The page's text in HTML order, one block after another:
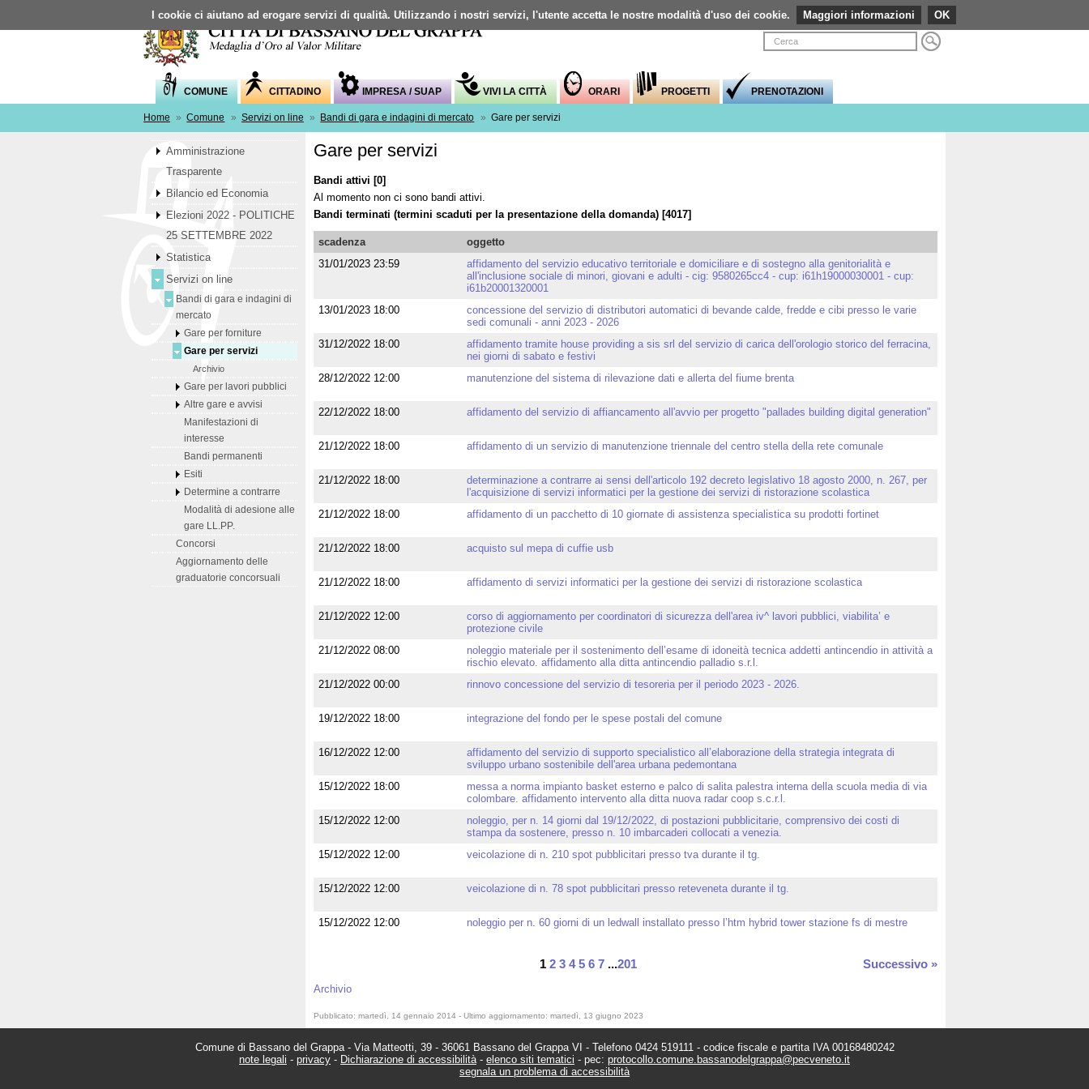
Mappa del sito Login Stampa Visualizza caratteri normali
Visualizza caratteri grandi
Visualizzazione ad alto contrasto
Comprimi pagina a dimensione fissa
Espandi pagina alla dimensione della
COMUNE CITTADINO IMPRESA / SUAP VIVI LA CITTÀ ORARI PROGETTI PRENOTAZIONI
Home » Comune » Servizi on line » Bandi di gara e indagini di mercato » Gare per servizi
Amministrazione
Trasparente
Bilancio ed Economia
Elezioni 2022 - POLITICHE
25 SETTEMBRE 2022
Statistica
Servizi on line
Bandi di gara e indagini di
mercato
Gare per forniture
Gare per servizi
Archivio
Gare per lavori pubblici
Altre gare e avvisi
Manifestazioni di
interesse
Bandi permanenti
Esiti
Determine a contrarre
Modalità di adesione alle
gare LL.PP.
Concorsi
Aggiornamento delle
graduatorie concorsuali
Gare per servizi
Bandi attivi [0]
Al momento non ci sono bandi attivi.
Bandi terminati (termini scaduti per la presentazione della domanda) [4017]
scadenza
oggetto
31/01/2023 23:59
affidamento del servizio educativo territoriale e domiciliare e di sostegno alla genitorialità e
all'inclusione sociale di minori, giovani e adulti - cig: 9580265cc4 - cup: i61h19000030001 - cup:
i61b20001320001
13/01/2023 18:00
concessione del servizio di distributori automatici di bevande calde, fredde e cibi presso le varie
sedi comunali - anni 2023 - 2026
31/12/2022 18:00
affidamento tramite house providing a sis srl del servizio di carica dell'orologio storico del ferracina,
nei giorni di sabato e festivi
28/12/2022 12:00
manutenzione del sistema di rilevazione dati e allerta del fiume brenta
22/12/2022 18:00 affidamento del servizio di affiancamento all'avvio per progetto "pallades building digital generation"
21/12/2022 18:00 affidamento di un servizio di manutenzione triennale del centro stella della rete comunale
21/12/2022 18:00
determinazione a contrarre ai sensi dell'articolo 192 decreto legislativo 18 agosto 2000, n. 267, per
l'acquisizione di servizi informatici per la gestione dei servizi di ristorazione scolastica
21/12/2022 18:00
affidamento di un pacchetto di 10 giornate di assistenza specialistica su prodotti fortinet
21/12/2022 18:00 acquisto sul mepa di cuffie usb
21/12/2022 18:00 affidamento di servizi informatici per la gestione dei servizi di ristorazione scolastica
21/12/2022 12:00
corso di aggiornamento per coordinatori di sicurezza dell'area iv^ lavori pubblici, viabilita’ e
protezione civile
21/12/2022 08:00
noleggio materiale per il sostenimento dell’esame di idoneità tecnica addetti antincendio in attività a
rischio elevato. affidamento alla ditta antincendio palladio s.r.l.
21/12/2022 00:00
rinnovo concessione del servizio di tesoreria per il periodo 2023 - 2026.
19/12/2022 18:00 integrazione del fondo per le spese postali del comune
16/12/2022 12:00
affidamento del servizio di supporto specialistico all’elaborazione della strategia integrata di
sviluppo urbano sostenibile dell'area urbana pedemontana
15/12/2022 18:00
messa a norma impianto basket esterno e palco di salita palestra interna della scuola media di via
colombare. affidamento intervento alla ditta nuova radar coop s.c.r.l.
15/12/2022 12:00
noleggio, per n. 14 giorni dal 19/12/2022, di postazioni pubblicitarie, comprensivo dei costi di
stampa da sostenere, presso n. 10 imbarcaderi collocati a venezia.
15/12/2022 12:00
veicolazione di n. 210 spot pubblicitari presso tva durante il tg.
15/12/2022 12:00 veicolazione di n. 78 spot pubblicitari presso reteveneta durante il tg.
15/12/2022 12:00 noleggio per n. 60 giorni di un ledwall installato presso l’htm hybrid tower stazione fs di mestre
Successivo »
1 2 3 4 5 6 7 ...201
Archivio
Comune di Bassano del Grappa - Via Matteotti, 39 - 36061 Bassano del Grappa VI - Telefono 0424 519111 - codice fiscale e partita IVA 00168480242
note legali - privacy - Dichiarazione di accessibilità- elenco siti tematici - pec: protocollo.comune.bassanodelgrappa@pecveneto.it
segnala un problema di accessibilità
I cookie ci aiutano ad erogare servizi di qualità. Utilizzando i nostri servizi, l'utente accetta le nostre modalità d'uso dei cookie. Maggiori informazioni OK